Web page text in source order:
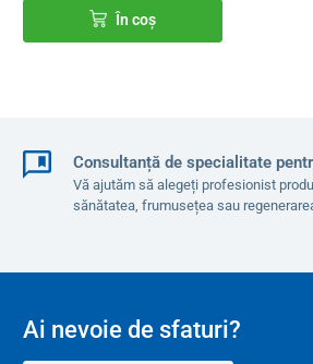
În coș
Consultanță de specialitate
Vă ajutăm să alegeți profesionist
sănătatea, frumusețea sau
Ai nevoie de sfaturi?